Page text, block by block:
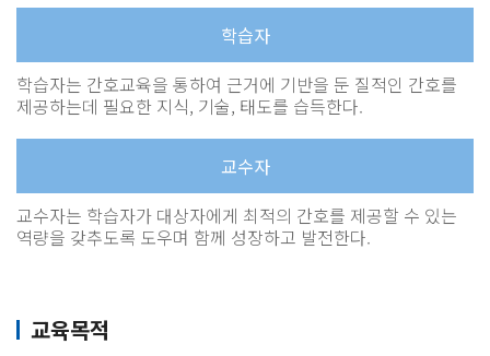
학습자
학습자는 간호교육을 통하여 근거에 기반을 둔 질적인 간호를
제공하는데 필요한 지식, 기술, 태도를 습득한다.
교수자
교수자는 학습자가 대상자에게 최적의 간호를 제공할 수 있는
역량을 갖추도록 도우며 함께 성장하고 발전한다.
교육목적